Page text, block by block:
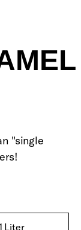
"single
Liter